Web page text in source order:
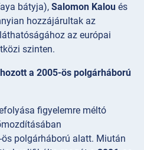
bátyja), Salomon Kalou és
hozzájárultak az
az európai
szinten.
a 2005-ös polgárháború
figyelemre méltó
polgárháború alatt. Miután